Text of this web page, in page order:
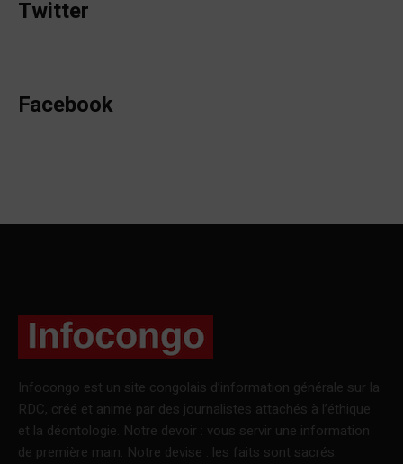
Twitter
Facebook
Infocongo est un site congolais d’information générale sur la
RDC, créé et animé par des journalistes attachés à l’éthique
et la déontologie. Notre devoir : vous servir une information
de première main. Notre devise : les faits sont sacrés.